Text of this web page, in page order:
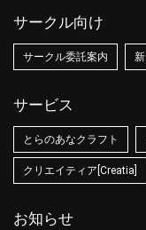
サークル向け
サークル委託案内
サービス
とらのあなクラフト
クリエイティア[Creatia]
お知らせ